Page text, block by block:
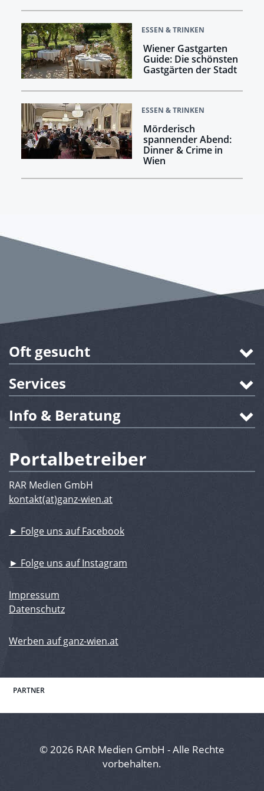
ESSEN & TRINKEN
Wiener Gastgarten
Guide: Die schönsten
Gastgärten der Stadt
ESSEN & TRINKEN
Mörderisch
spannender Abend:
Dinner & Crime in
Wien
Oft gesucht
Services
Info & Beratung
Portalbetreiber
RAR Medien GmbH
kontakt(at)ganz-wien.at
► Folge uns auf Facebook
► Folge uns auf Instagram
Impressum
Datenschutz
Werben auf ganz-wien.at
PARTNER
© 2026 RAR Medien GmbH - Alle Rechte
vorbehalten.